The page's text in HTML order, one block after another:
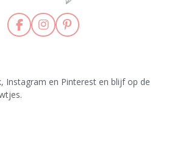
F
a
o
o
I
n
g
P
i
r
Instagram en Pinterest en blijf op de